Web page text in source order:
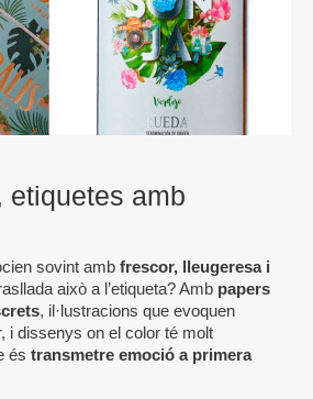
etiquetes amb
sovint amb frescor, lleugeresa i
això a l’etiqueta? Amb papers
, il·lustracions que evoquen
i dissenys on el color té molt
és transmetre emoció a primera